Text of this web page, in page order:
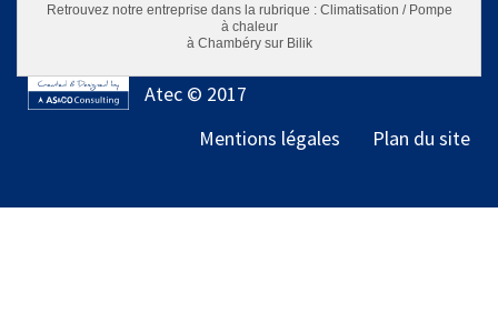
Retrouvez notre entreprise dans la rubrique : Climatisation / Pompe
à chaleur
à Chambérysur Bilik
Atec © 2017
Mentions légales
Plan du site